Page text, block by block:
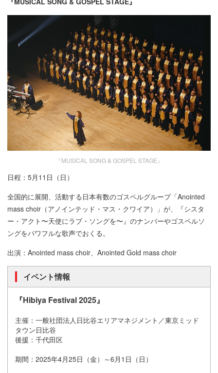
『MUSICAL SONG & GOSPEL STAGE』
日程：5月11日（日）
全国的に展開、活動する日本有数のゴスペルグループ「Anointed
mass choir（アノインテッド・マス・クワイア）」が、『シスタ
ー・アクト〜天使にラブ・ソングを〜』のナンバーやゴスペルソ
ングをパワフルな歌声でおくる。
出演：Anointed mass choir、Anointed Gold mass choir
イベント情報
『Hibiya Festival 2025』
主催：一般社団法人日比谷エリアマネジメント／東京ミッド
タウン日比谷
後援：千代田区
期間：2025年4月25日（金）～6月1日（日）